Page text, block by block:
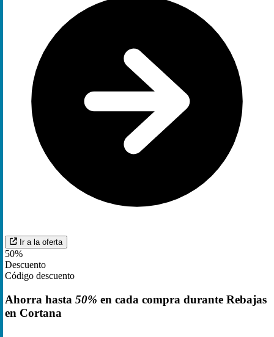
Ir a la oferta
50%
Descuento
Código descuento
Ahorra hasta 50% en cada compra durante Rebajas
en Cortana